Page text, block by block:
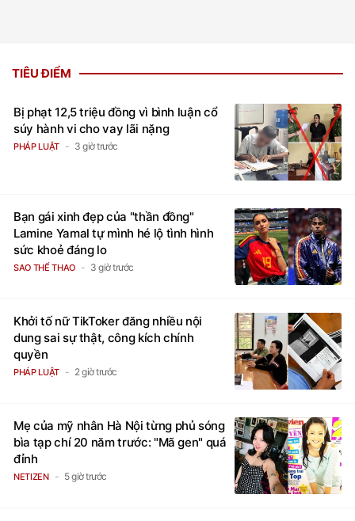
TIÊU ĐIỂM
Bị phạt 12,5 triệu đồng vì bình luận cổ
súy hành vi cho vay lãi nặng
PHÁP LUẬT 3 giờ trước
Bạn gái xinh đẹp của "thần đồng"
Lamine Yamal tự mình hé lộ tình hình
sức khoẻ đáng lo
SAO THỂ THAO 3 giờ trước
Khởi tố nữ TikToker đăng nhiều nội
dung sai sự thật, công kích chính
quyền
PHÁP LUẬT 2 giờ trước
Mẹ của mỹ nhân Hà Nội từng phủ sóng
bìa tạp chí 20 năm trước: "Mã gen" quá
đỉnh
NETIZEN 5 giờ trước